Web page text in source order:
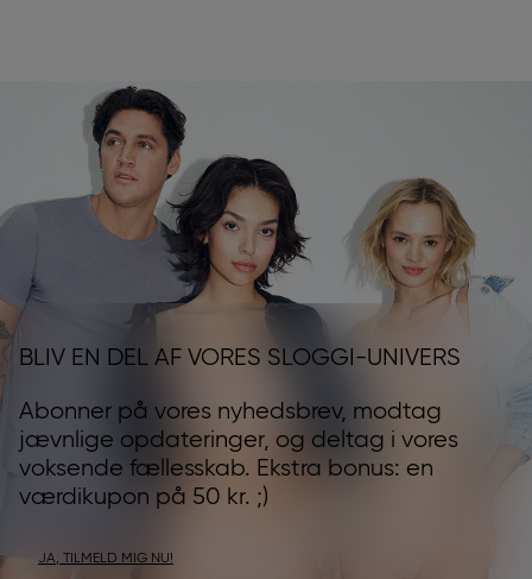
BLIV EN DEL AF VORES SLOGGI-UNIVERS
Abonner på vores nyhedsbrev, modtag
jævnlige opdateringer, og deltag i vores
voksende fællesskab. Ekstra bonus: en
værdikupon på 50 kr. ;)
JA, TILMELD MIG NU!